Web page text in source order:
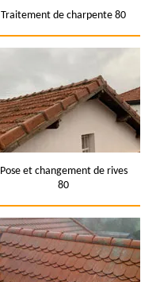
Traitement de charpente 80
Pose et changement de rives
80